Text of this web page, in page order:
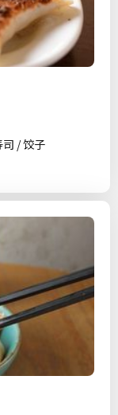
/ 饺子